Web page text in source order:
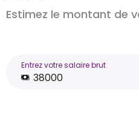
Estimez le montant de
Entrez votre salaire brut